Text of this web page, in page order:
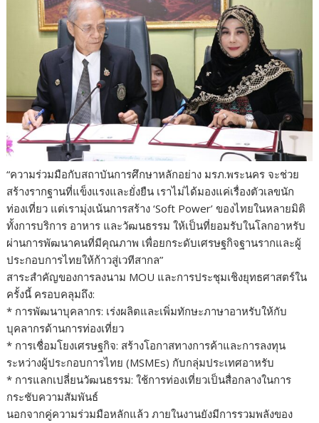
“ความร่วมมือกับสถาบันการศึกษาหลักอย่าง มรภ.พระนคร จะช่วย
สร้างรากฐานที่แข็งแรงและยั่งยืน เราไม่ได้มองแค่เรื่องตัวเลขนัก
ท่องเที่ยว แต่เรามุ่งเน้นการสร้าง ‘Soft Power’ ของไทยในหลายมิติ
ทั้งการบริการ อาหาร และวัฒนธรรม ให้เป็นที่ยอมรับในโลกอาหรับ
ผ่านการพัฒนาคนที่มีคุณภาพ เพื่อยกระดับเศรษฐกิจฐานรากและผู้
ประกอบการไทยให้ก้าวสู่เวทีสากล”
สาระสำคัญของการลงนาม MOU และการประชุมเชิงยุทธศาสตร์ใน
ครั้งนี้ ครอบคลุมถึง:
* การพัฒนาบุคลากร: เร่งผลิตและเพิ่มทักษะภาษาอาหรับให้กับ
บุคลากรด้านการท่องเที่ยว
* การเชื่อมโยงเศรษฐกิจ: สร้างโอกาสทางการค้าและการลงทุน
ระหว่างผู้ประกอบการไทย (MSMEs) กับกลุ่มประเทศอาหรับ
* การแลกเปลี่ยนวัฒนธรรม: ใช้การท่องเที่ยวเป็นสื่อกลางในการ
กระชับความสัมพันธ์
นอกจากคู่ความร่วมมือหลักแล้ว ภายในงานยังมีการรวมพลังของ